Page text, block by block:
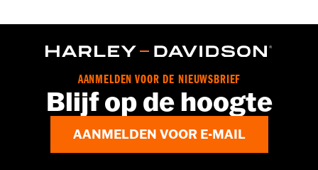
Functionele features:100% UV Protection,UVB protection
d.com/warrantyvoor meer informatie
Geïmporteerd
AANMELDEN VOOR DE NIEUWSBRIEF
Blijf op de hoogte
AANMELDEN VOOR E-MAIL